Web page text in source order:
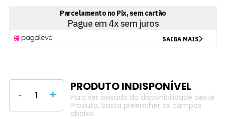
- +
Para ser avisado da disponibilidade deste
Produto, basta preencher os campos
abaixo.